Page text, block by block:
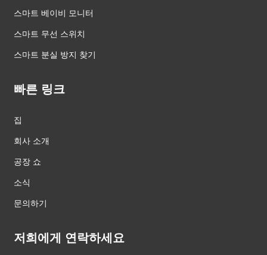
스마트 베이비 모니터
스마트 무선 스위치
스마트 분실 방지 찾기
빠른 링크
집
회사 소개
공장 쇼
소식
문의하기
저희에게 연락하세요